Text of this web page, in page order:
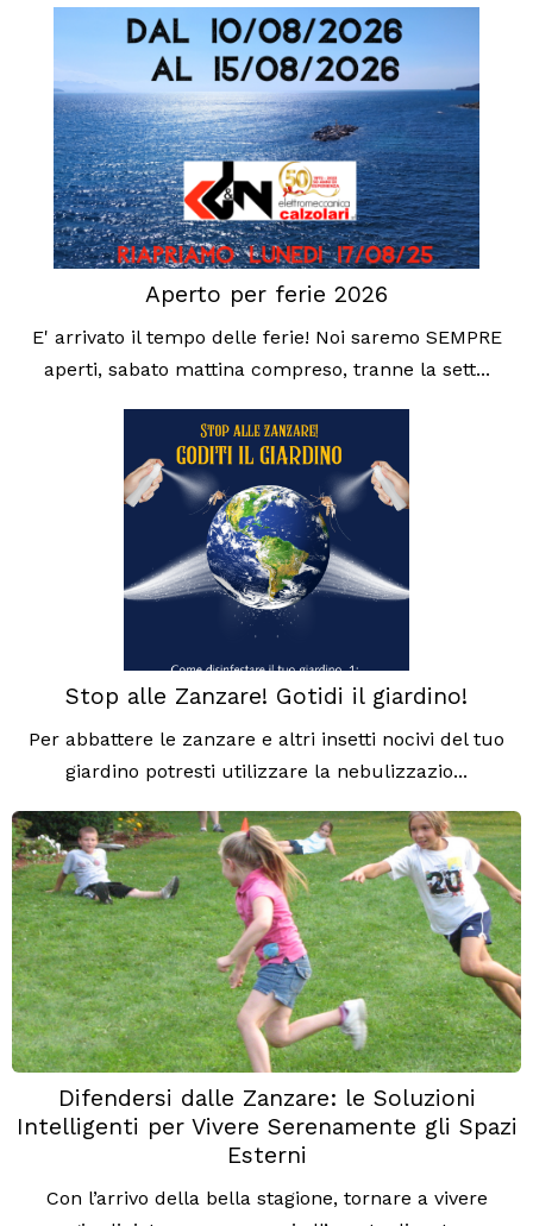
Aperto per ferie 2026
E' arrivato il tempo delle ferie! Noi saremo SEMPRE
aperti, sabato mattina compreso, tranne la sett...
Stop alle Zanzare! Gotidi il giardino!
Per abbattere le zanzare e altri insetti nocivi del tuo
giardino potresti utilizzare la nebulizzazio...
Difendersi dalle Zanzare: le Soluzioni
Intelligenti per Vivere Serenamente gli Spazi
Esterni
Con l’arrivo della bella stagione, tornare a vivere